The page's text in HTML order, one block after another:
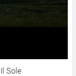
Sole